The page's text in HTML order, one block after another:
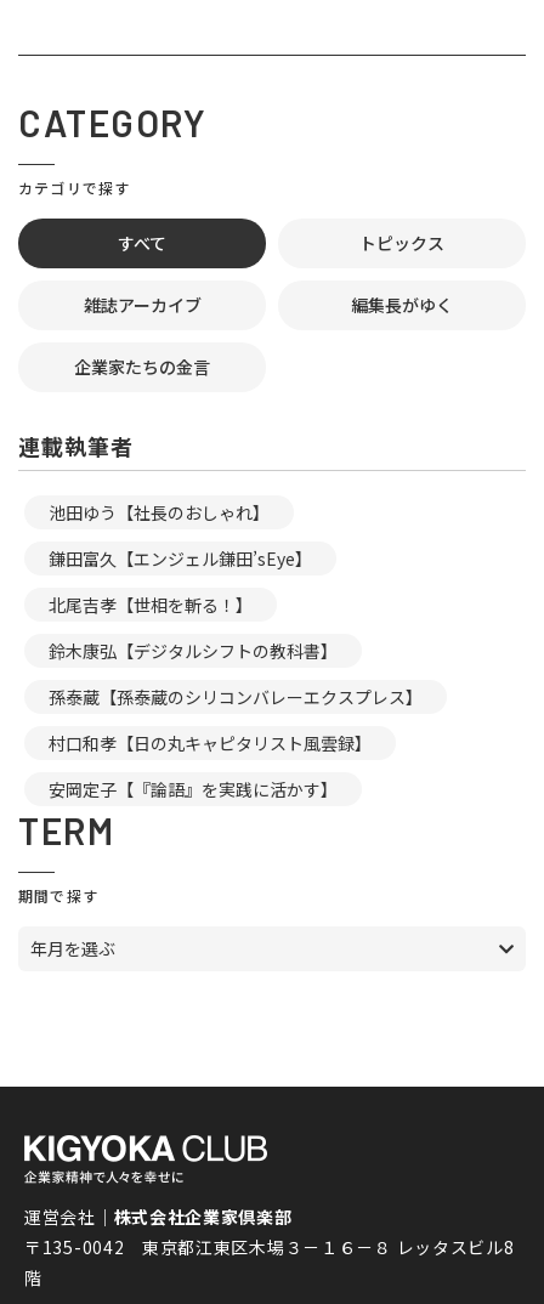
CATEGORY
カテゴリで探す
すべて トピックス
雑誌アーカイブ 編集長がゆく
企業家たちの金言
連載執筆者
池田ゆう【社長のおしゃれ】
鎌田富久【エンジェル鎌田’sEye】
北尾吉孝【世相を斬る！】
鈴木康弘【デジタルシフトの教科書】
孫泰蔵【孫泰蔵のシリコンバレーエクスプレス】
村口和孝【日の丸キャピタリスト風雲録】
安岡定子【『論語』を実践に活かす】
TERM
期間で探す
年月を選ぶ
運営会社｜ 株式会社企業家倶楽部
〒135-0042 東京都江東区木場３－１６－８ レッタスビル8
階